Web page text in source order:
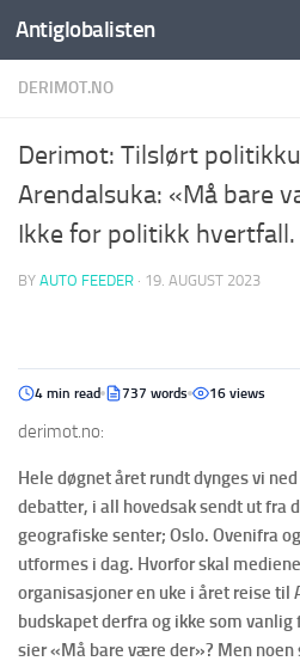
Antiglobalisten
DERIMOT.NO
Derimot: Tilslørt
Arendalsuka: «Må bare
Ikke for politikk hvertfall.
BY AUTO FEEDER · 19. AUGUST 2023
4 min read 737 words 16 views
derimot.no:
Hele døgnet året rundt dynges vi
debatter, i all hovedsak sendt ut fra
geografiske senter; Oslo. Ovenifra
utformes i dag. Hvorfor skal
organisasjoner en uke i året reise til
budskapet derfra og ikke som vanlig
sier «Må bare være der»? Men